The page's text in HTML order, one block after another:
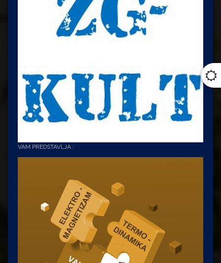
VAM PREDSTAVLJA :